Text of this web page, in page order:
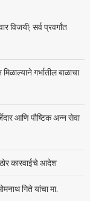
सर्व प्रवर्गांत
गर्भातील बाळाचा
आणि पौष्टिक अन्न सेवा
कारवाईचे आदेश
गिते यांचा मा.